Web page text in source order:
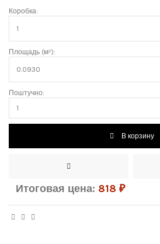
Коробка:
Площадь (м²):
Поштучно:
В корзину
Итоговая цена: 818 ₽